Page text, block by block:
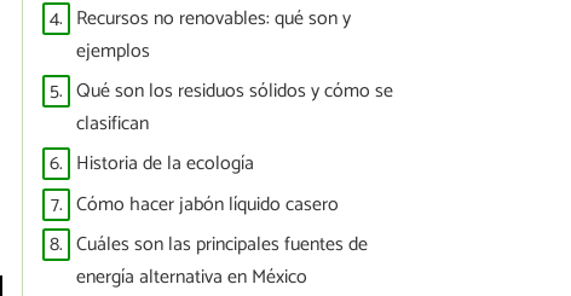
4. Recursos no renovables: qué son y
ejemplos
5. Qué son los residuos sólidos y cómo se
clasifican
6. Historia de la ecología
7. Cómo hacer jabón líquido casero
8. Cuáles son las principales fuentes de
energía alternativa en México